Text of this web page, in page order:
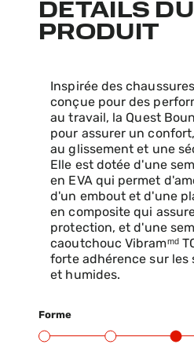
DÉTAILS DU
PRODUIT
Inspirée des
conçue pour des
au travail, la Quest
pour assurer un
au glissement et une
Elle est dotée d'une
en EVA qui permet
d'un embout et d'une
en composite qui
protection, et d'une
caoutchouc Vibramᵐᵈ
forte adhérence sur les
et humides.
Forme